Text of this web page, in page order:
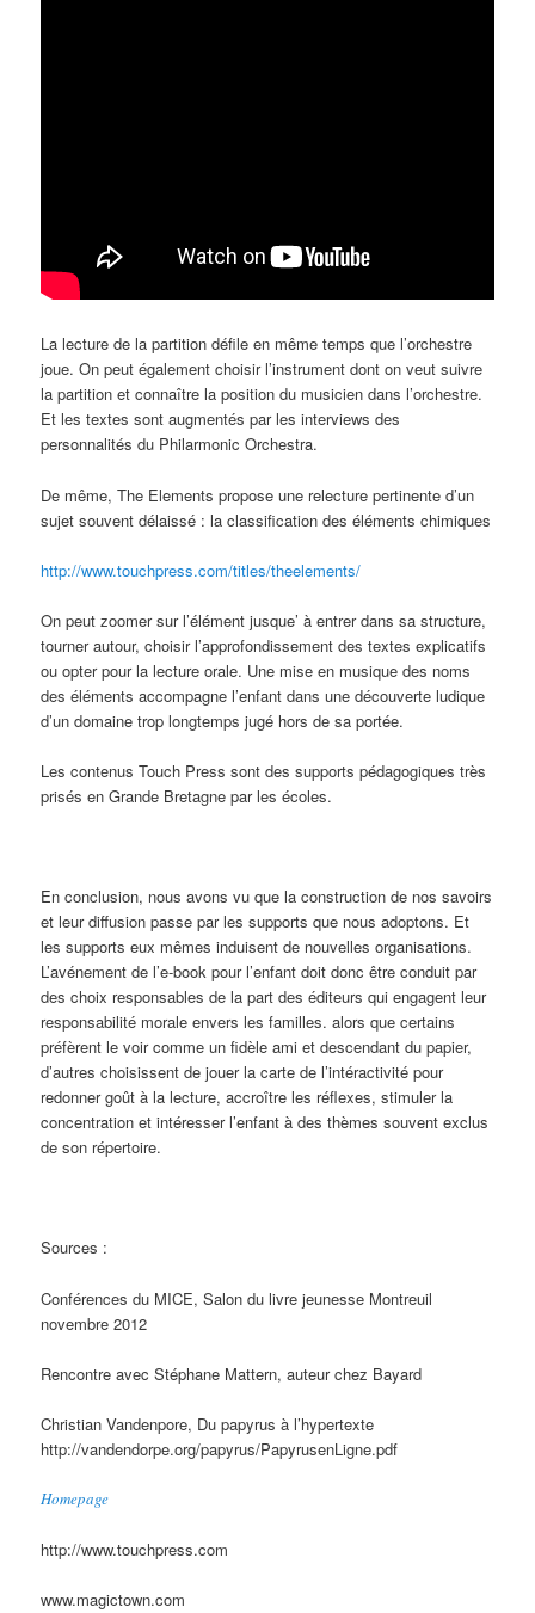
La lecture de la partition défile en même temps que l’orchestre
joue. On peut également choisir l’instrument dont on veut suivre
la partition et connaître la position du musicien dans l’orchestre.
Et les textes sont augmentés par les interviews des
personnalités du Philarmonic Orchestra.
De même, The Elements propose une relecture pertinente d’un
sujet souvent délaissé : la classification des éléments chimiques
http://www.touchpress.com/titles/theelements/
On peut zoomer sur l’élément jusque’ à entrer dans sa structure,
tourner autour, choisir l’approfondissement des textes explicatifs
ou opter pour la lecture orale. Une mise en musique des noms
des éléments accompagne l’enfant dans une découverte ludique
d’un domaine trop longtemps jugé hors de sa portée.
Les contenus Touch Press sont des supports pédagogiques très
prisés en Grande Bretagne par les écoles.
En conclusion, nous avons vu que la construction de nos savoirs
et leur diffusion passe par les supports que nous adoptons. Et
les supports eux mêmes induisent de nouvelles organisations.
L’avénement de l’e-book pour l’enfant doit donc être conduit par
des choix responsables de la part des éditeurs qui engagent leur
responsabilité morale envers les familles. alors que certains
préfèrent le voir comme un fidèle ami et descendant du papier,
d’autres choisissent de jouer la carte de l’intéractivité pour
redonner goût à la lecture, accroître les réflexes, stimuler la
concentration et intéresser l’enfant à des thèmes souvent exclus
de son répertoire.
Sources :
Conférences du MICE, Salon du livre jeunesse Montreuil
novembre 2012
Rencontre avec Stéphane Mattern, auteur chez Bayard
Christian Vandenpore, Du papyrus à l’hypertexte
http://vandendorpe.org/papyrus/PapyrusenLigne.pdf
Homepage
http://www.touchpress.com
www.magictown.com